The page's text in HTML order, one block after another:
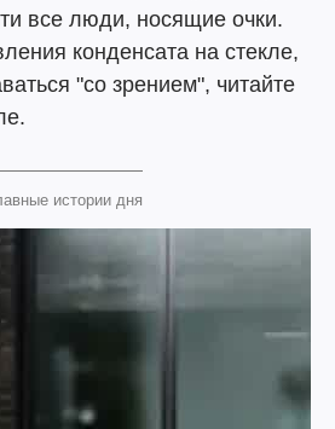
все люди, носящие очки.
конденсата на стекле,
"со зрением", читайте
истории дня